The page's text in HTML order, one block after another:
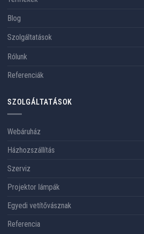
Blog
Szolgáltatások
Rólunk
Referenciák
SZOLGÁLTATÁSOK
Webáruház
Házhozszállítás
Szerviz
Projektor lámpák
Egyedi vetítővásznak
Referencia